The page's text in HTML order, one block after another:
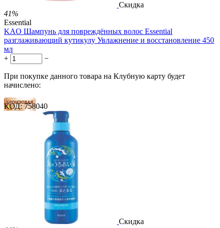
Скидка
41%
Essential
KAO Шампунь для повреждённых волос Essential
разглаживающий кутикулу Увлажнение и восстановление 450
мл
+
−
При покупке данного товара на Клубную карту будет
начислено:
18 баллов
26 баллов
44 балла
1 486.00 Р
за 1.00 мл

КОД: 758040
Скидка